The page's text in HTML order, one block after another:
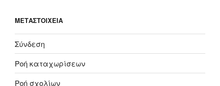
ΜΕΤΑΣΤΟΙΧΕΊΑ
Σύνδεση
Ροή καταχωρίσεων
Ροή σχολίων